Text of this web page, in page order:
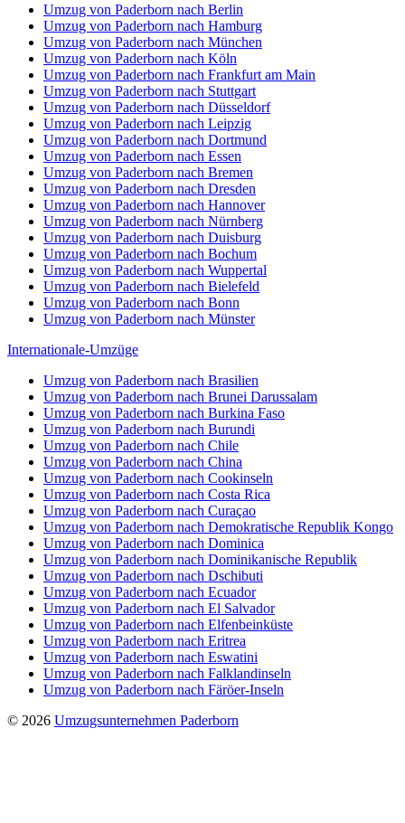
Umzug von Paderborn nach Berlin
Umzug von Paderborn nach Hamburg
Umzug von Paderborn nach München
Umzug von Paderborn nach Köln
Umzug von Paderborn nach Frankfurt am Main
Umzug von Paderborn nach Stuttgart
Umzug von Paderborn nach Düsseldorf
Umzug von Paderborn nach Leipzig
Umzug von Paderborn nach Dortmund
Umzug von Paderborn nach Essen
Umzug von Paderborn nach Bremen
Umzug von Paderborn nach Dresden
Umzug von Paderborn nach Hannover
Umzug von Paderborn nach Nürnberg
Umzug von Paderborn nach Duisburg
Umzug von Paderborn nach Bochum
Umzug von Paderborn nach Wuppertal
Umzug von Paderborn nach Bielefeld
Umzug von Paderborn nach Bonn
Umzug von Paderborn nach Münster
Internationale-Umzüge
Umzug von Paderborn nach Brasilien
Umzug von Paderborn nach Brunei Darussalam
Umzug von Paderborn nach Burkina Faso
Umzug von Paderborn nach Burundi
Umzug von Paderborn nach Chile
Umzug von Paderborn nach China
Umzug von Paderborn nach Cookinseln
Umzug von Paderborn nach Costa Rica
Umzug von Paderborn nach Curaçao
Umzug von Paderborn nach Demokratische Republik Kongo
Umzug von Paderborn nach Dominica
Umzug von Paderborn nach Dominikanische Republik
Umzug von Paderborn nach Dschibuti
Umzug von Paderborn nach Ecuador
Umzug von Paderborn nach El Salvador
Umzug von Paderborn nach Elfenbeinküste
Umzug von Paderborn nach Eritrea
Umzug von Paderborn nach Eswatini
Umzug von Paderborn nach Falklandinseln
Umzug von Paderborn nach Färöer-Inseln
© 2026 Umzugsunternehmen Paderborn